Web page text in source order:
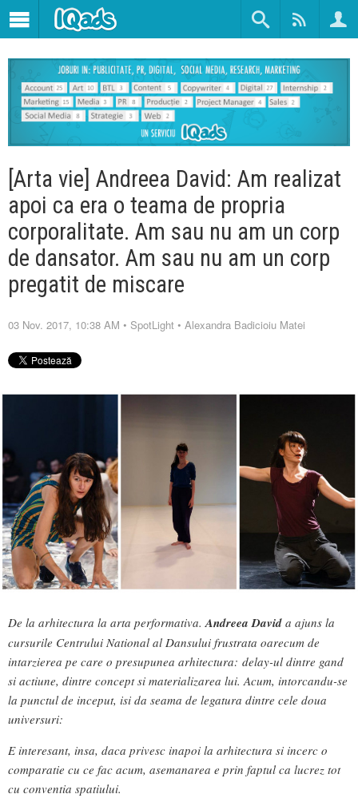
[Arta vie] Andreea David: Am realizat
apoi ca era o teama de propria
corporalitate. Am sau nu am un corp
de dansator. Am sau nu am un corp
pregatit de miscare
03 Nov. 2017, 10:38 AM • SpotLight • Alexandra Badicioiu Matei
De la arhitectura la arta performativa.Andreea David a ajuns la
cursurile Centrului National al Dansului frustrata oarecum de
intarzierea pe care o presupunea arhitectura: delay-ul dintre gand
si actiune, dintre concept si materializarea lui. Acum, intorcandu-se
la punctul de inceput, isi da seama de legatura dintre cele doua
universuri:
E interesant, insa, daca privesc inapoi la arhitectura si incerc o
comparatie cu ce fac acum, asemanarea e prin faptul ca lucrez tot
cu conventia spatiului.